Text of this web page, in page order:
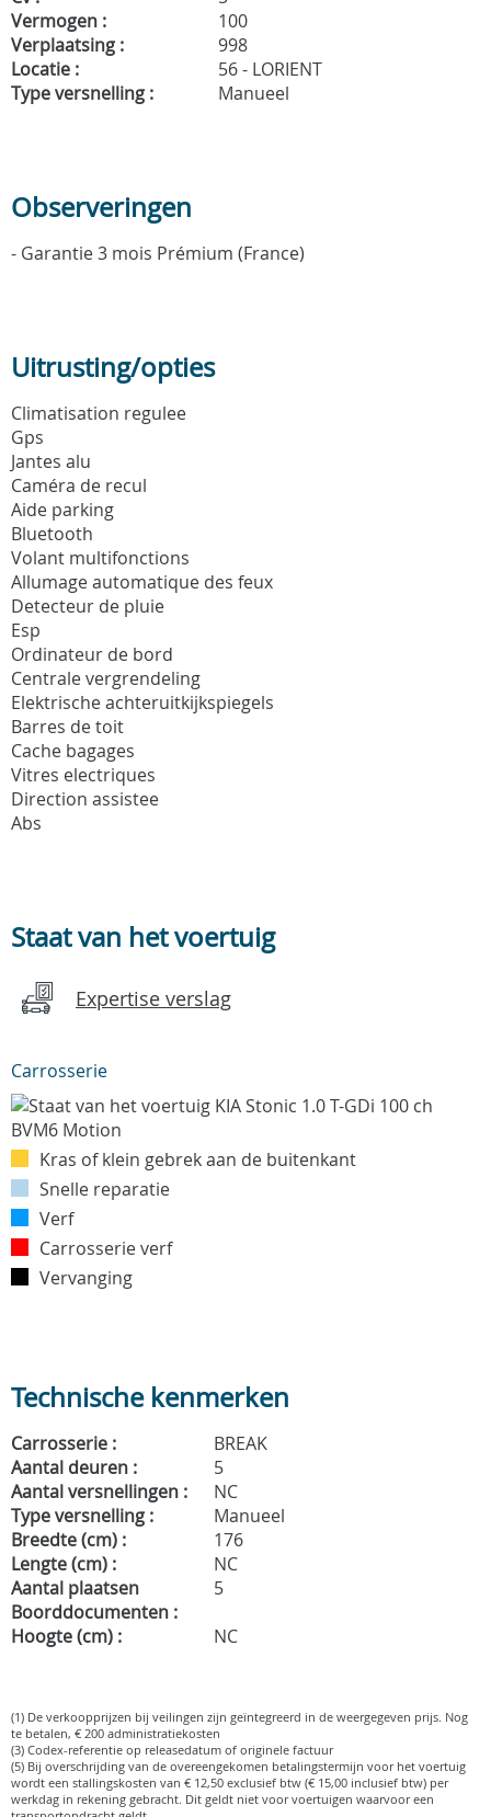
Vermogen :
100
Verplaatsing :
998
Locatie :
56 - LORIENT
Type versnelling :
Manueel
Observeringen
- Garantie 3 mois Prémium (France)
Uitrusting/opties
Climatisation regulee
Gps
Jantes alu
Caméra de recul
Aide parking
Bluetooth
Volant multifonctions
Allumage automatique des feux
Detecteur de pluie
Esp
Ordinateur de bord
Centrale vergrendeling
Elektrische achteruitkijkspiegels
Barres de toit
Cache bagages
Vitres electriques
Direction assistee
Abs
Staat van het voertuig
Expertise verslag
Carrosserie
Kras of klein gebrek aan de buitenkant
Snelle reparatie
Verf
Carrosserie verf
Vervanging
Technische kenmerken
Carrosserie :
BREAK
Aantal deuren :
5
Aantal versnellingen :
NC
Type versnelling :
Manueel
Breedte (cm) :
176
Lengte (cm) :
NC
Aantal plaatsen
Boorddocumenten :
5
Hoogte (cm) :
NC
(1) De verkoopprijzen bij veilingen zijn geïntegreerd in de weergegeven prijs. Nog
te betalen, € 200 administratiekosten
(3) Codex-referentie op releasedatum of originele factuur
(5) Bij overschrijding van de overeengekomen betalingstermijn voor het voertuig
wordt een stallingskosten van € 12,50 exclusief btw (€ 15,00 inclusief btw) per
werkdag in rekening gebracht. Dit geldt niet voor voertuigen waarvoor een